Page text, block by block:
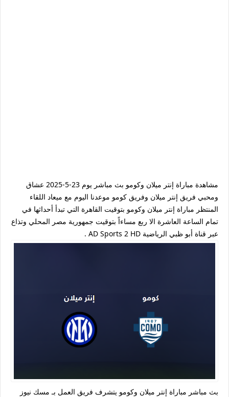
مشاهدة مباراة إنتر ميلان وكومو بث مباشر يوم 23-5-2025 عشاق
ومحبي فريق إنتر ميلان وفريق كومو موعدنا اليوم مع ميعاد اللقاء
المنتظر مباراة إنتر ميلان وكومو بتوقيت القاهرة التي تبدأ أحداثها في
تمام الساعة العاشرة الا ربع مساءاً بتوقيت جمهورية مصر المحلي وتذاع
عبر قناة أبو ظبي الرياضية AD Sports 2 HD .
بث مباشر مباراة إنتر ميلان وكومو يتشرف فريق العمل بـ مسك نيوز